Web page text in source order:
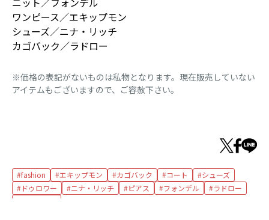
ワンピース／エキップモン
シューズ／ニナ・リッチ
カゴバック／ラドロー
※価格の表記がないものは私物となります。現在販売していない
アイテムもございますので、ご容赦下さい。
fashion エキップモン カゴバック コート
シューズ
ドゥロワー
ニナ・リッチ ピアス フォンデル
ラドロー